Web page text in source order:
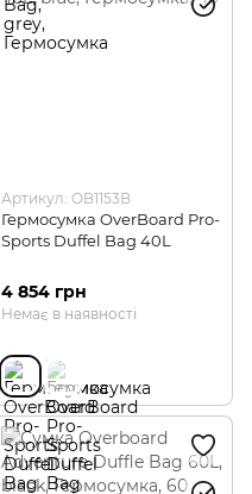
Артикул: OB1153B
Гермосумка OverBoard Pro-
Sports Duffel Bag 40L
4 854 грн
Немає в наявності